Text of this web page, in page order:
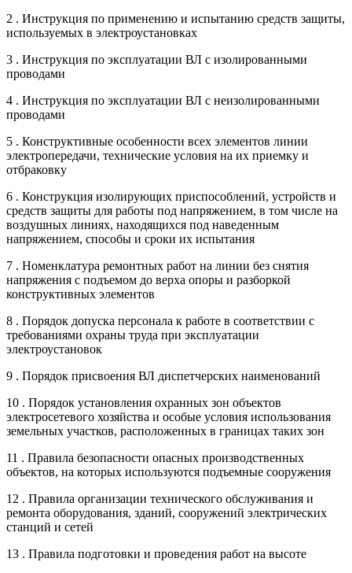
2 . Инструкция по применению и испытанию средств защиты,
используемых в электроустановках
3 . Инструкция по эксплуатации ВЛ с изолированными
проводами
4 . Инструкция по эксплуатации ВЛ с неизолированными
проводами
5 . Конструктивные особенности всех элементов линии
электропередачи, технические условия на их приемку и
отбраковку
6 . Конструкция изолирующих приспособлений, устройств и
средств защиты для работы под напряжением, в том числе на
воздушных линиях, находящихся под наведенным
напряжением, способы и сроки их испытания
7 . Номенклатура ремонтных работ на линии без снятия
напряжения с подъемом до верха опоры и разборкой
конструктивных элементов
8 . Порядок допуска персонала к работе в соответствии с
требованиями охраны труда при эксплуатации
электроустановок
9 . Порядок присвоения ВЛ диспетчерских наименований
10 . Порядок установления охранных зон объектов
электросетевого хозяйства и особые условия использования
земельных участков, расположенных в границах таких зон
11 . Правила безопасности опасных производственных
объектов, на которых используются подъемные сооружения
12 . Правила организации технического обслуживания и
ремонта оборудования, зданий, сооружений электрических
станций и сетей
13 . Правила подготовки и проведения работ на высоте